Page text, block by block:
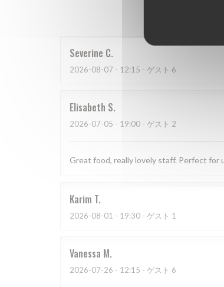
Severine C
2026-08-07 - 12:15 - ゲスト 6
Elisabeth S
2026-07-05 - 19:00 - ゲスト 2
Great food, really lovely staff. Perfect for
Karim T
2026-08-01 - 19:30 - ゲスト 1
Vanessa M
2026-07-26 - 12:15 - ゲスト 6